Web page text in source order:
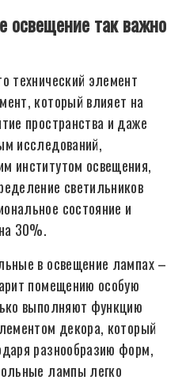
освещение так важно
технический элемент
который влияет на
пространства и даже
исследований,
институтом освещения,
светильников
состояние и
30%.
в освещение лампах –
помещению особую
выполняют функцию
декора, который
разнообразию форм,
лампы легко